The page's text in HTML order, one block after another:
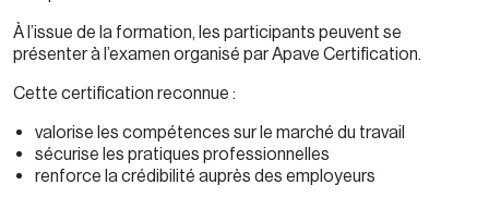
À l’issue de la formation, les participants peuvent se
présenter à l’examen organisé par Apave Certification.
Cette certification reconnue :
valorise les compétences sur le marché du travail
sécurise les pratiques professionnelles
renforce la crédibilité auprès des employeurs